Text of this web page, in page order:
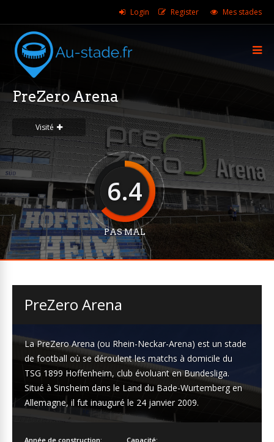
Login Register Mes stades
PreZero Arena
Visité
6.4
PAS MAL
PreZero Arena
La PreZero Arena (ou Rhein-Neckar-Arena) est un stade
de football où se déroulent les matchs à domicile du
TSG 1899 Hoffenheim, club évoluant en Bundesliga.
Situé à Sinsheim dans le Land du Bade-Wurtemberg en
Allemagne, il fut inauguré le 24 janvier 2009.
Année de construction:
Capacité: